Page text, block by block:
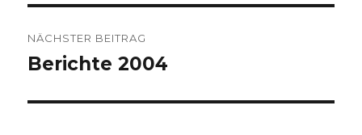
NÄCHSTER BEITRAG
Nächster
Berichte 2004